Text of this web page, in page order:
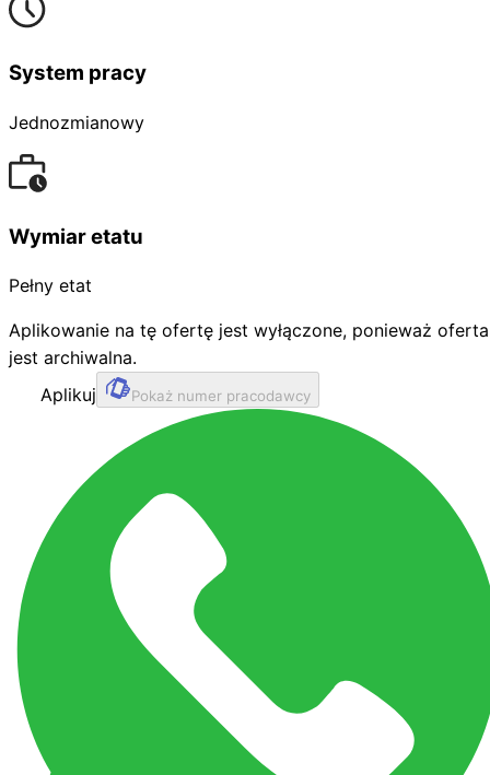
System pracy
Jednozmianowy
Wymiar etatu
Pełny etat
Aplikowanie na tę ofertę jest wyłączone, ponieważ oferta
jest archiwalna.
Aplikuj
Pokaż numer pracodawcy